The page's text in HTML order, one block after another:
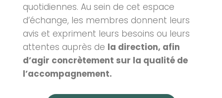
quotidiennes. Au sein de cet espace
d’échange, les membres donnent leurs
avis et expriment leurs besoins ou leurs
attentes auprès de la direction, afin
d’agir concrètement sur la qualité de
l’accompagnement.